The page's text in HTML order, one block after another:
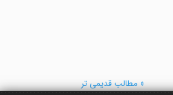
« مطالب قدیمی تر